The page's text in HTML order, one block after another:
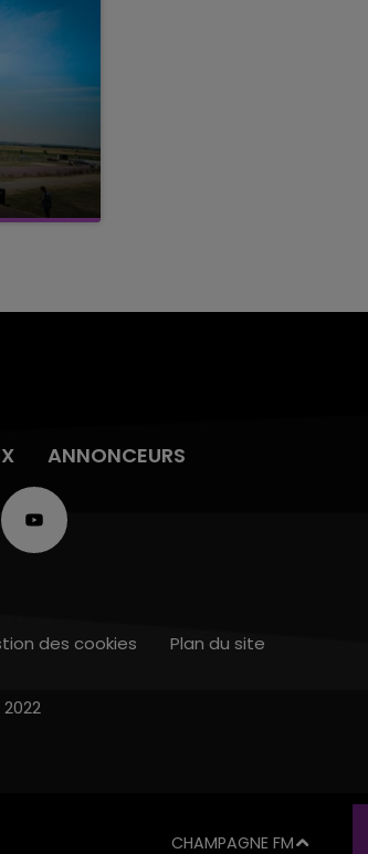
ANNONCEURS
CHAMPAGNE FM
des cookies Plan du site
2022